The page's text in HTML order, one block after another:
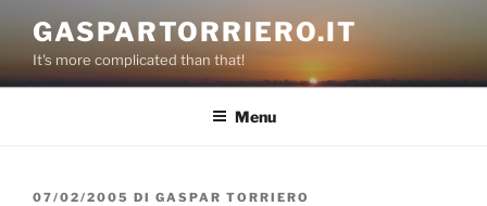
contenuto
GASPARTORRIERO.IT
It's more complicated than that!
Menu
PUBBLICATO
07/02/2005 DI GASPAR TORRIERO